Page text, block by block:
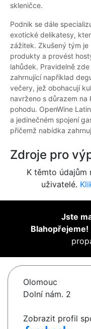
skleničce.
Podnik se dále
exotické delikatesy,
zážitek. Zkušený tým
produkty a provést
lahůdek. Pravidelně
zahrnující například
večery, jež obohacují
navrženo s důrazem
pohodu. OpenWine
a jedinečném spojení
přičemž nabídka
Zdroje pro
K těmto údajům
uživatelé.
Jste
Blahopřejeme!
Olomouc
Dolní nám. 2
Zobrazit profil